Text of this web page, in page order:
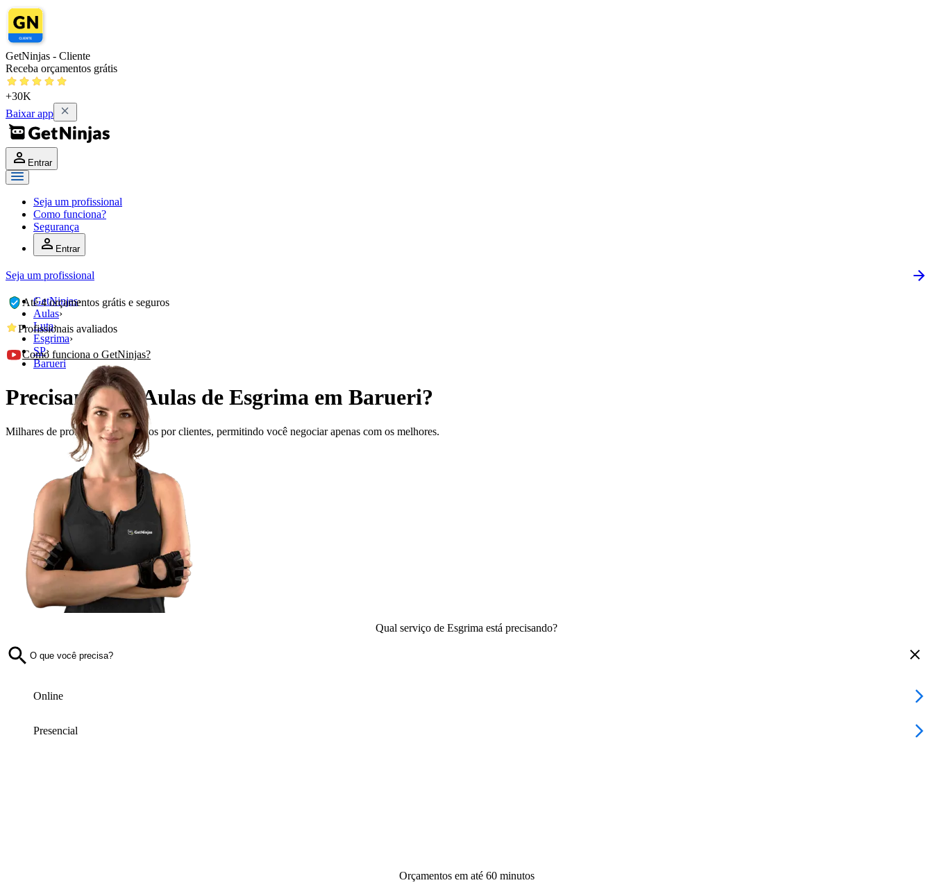
GetNinjas - Cliente
Receba orçamentos grátis
+30K
Baixar app
Entrar
Seja um profissional
Como funciona?
Segurança
Entrar
Seja um profissional
GetNinjas›
Aulas›
Luta›
Esgrima›
SP›
Barueri
Precisando de Aulas de Esgrima em Barueri?
Milhares de profissionais avaliados por clientes, permitindo você negociar apenas com os melhores.
Até 4 orçamentos grátis e seguros
Profissionais avaliados
Como funciona o GetNinjas?
Qual serviço de Esgrima está precisando?
Online
Presencial
Orçamentos em até 60 minutos